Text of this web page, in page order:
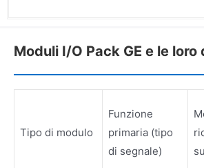
Moduli I/O Pack GE e le
Tipo di modulo
Funzione
primaria (tipo
di segnale)